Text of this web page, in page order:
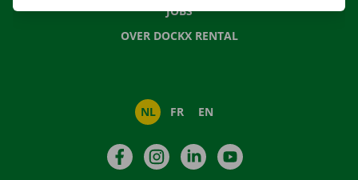
JOBS
OVER DOCKX RENTAL
NL FR EN
FacebookInstagramLinkedIn